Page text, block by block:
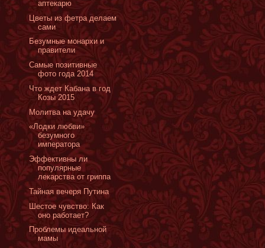
аптекарю
Цветы из фетра делаем
сами
Безумные монархи и
правители
Самые позитивные
фото года 2014
Что ждет Кабана в год
Козы 2015
Молитва на удачу
«Лодки любви»
безумного
императора
Эффективны ли
популярные
лекарства от гриппа
Тайная вечеря Путина
Шестое чувство: Как
оно работает?
Проблемы идеальной
мамы